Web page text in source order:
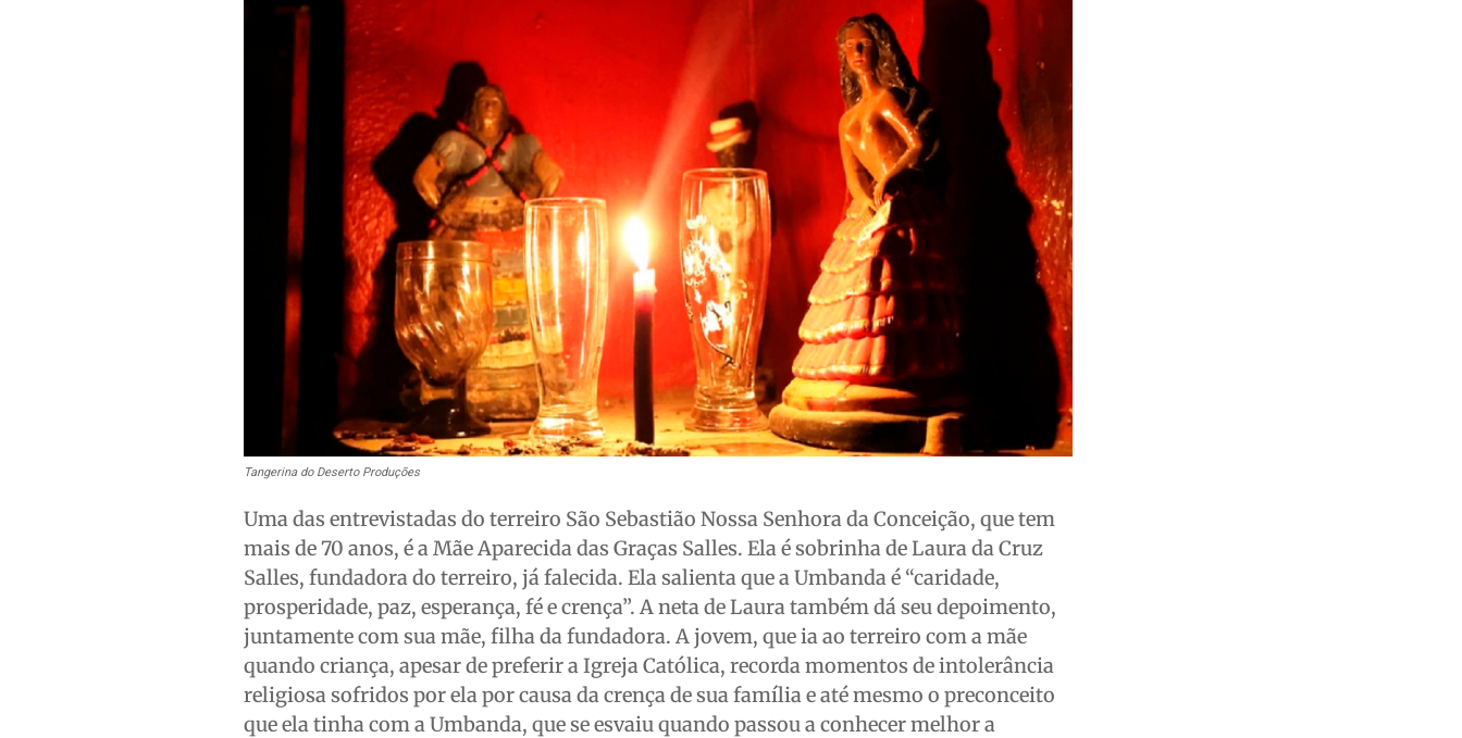
Tangerina do Deserto Produções
Uma das entrevistadas do terreiro São Sebastião Nossa Senhora da Conceição, que tem
mais de 70 anos, é a Mãe Aparecida das Graças Salles. Ela é sobrinha de Laura da Cruz
Salles, fundadora do terreiro, já falecida. Ela salienta que a Umbanda é “caridade,
prosperidade, paz, esperança, fé e crença”. A neta de Laura também dá seu depoimento,
juntamente com sua mãe, filha da fundadora. A jovem, que ia ao terreiro com a mãe
quando criança, apesar de preferir a Igreja Católica, recorda momentos de intolerância
religiosa sofridos por ela por causa da crença de sua família e até mesmo o preconceito
que ela tinha com a Umbanda, que se esvaiu quando passou a conhecer melhor a